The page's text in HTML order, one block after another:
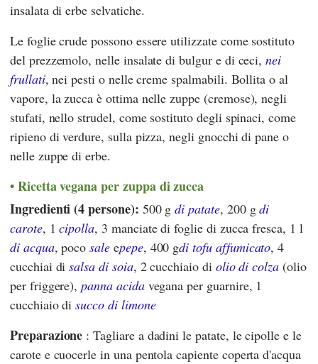
insalata di erbe selvatiche.
Le foglie crude possono essere utilizzate come sostituto
del prezzemolo, nelle insalate di bulgur e di ceci,nei
frullati, nei pesti o nelle creme spalmabili. Bollita o al
vapore, la zucca è ottima nelle zuppe (cremose), negli
stufati, nello strudel, come sostituto degli spinaci, come
ripieno di verdure, sulla pizza, negli gnocchi di pane o
nelle zuppe di erbe.
Ricetta vegana per zuppa di zucca
Ingredienti (4 persone): 500 gdi patate, 200 gdi
carote, 1cipolla, 3 manciate di foglie di zucca fresca, 1 l
di acqua, pocosale epepe, 400 gdi tofu affumicato, 4
cucchiai disalsa di soia, 2 cucchiaio di olio di colza (olio
per friggere),panna acidavegana per guarnire, 1
cucchiaio disucco di limone
Preparazione : Tagliare a dadini le patate, le cipolle e le
carote e cuocerle in una pentola capiente coperta d'acqua